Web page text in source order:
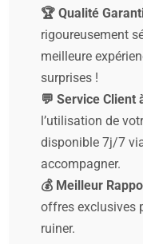
🏆 Qualité
rigoureusement
meilleure
surprises !
💬 Service Client
l’utilisation de
disponible 7j/7
accompagner.
💰 Meilleur
offres exclusives
ruiner.